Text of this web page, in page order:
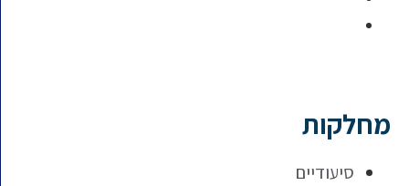
מחלקות
סיעודיים